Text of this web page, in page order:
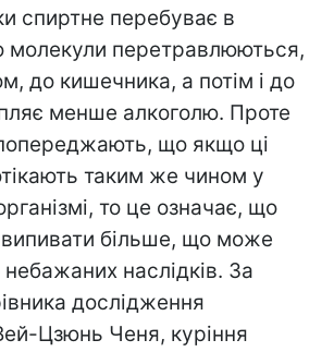
спиртне перебуває в
молекули перетравлюються,
до кишечника, а потім і до
менше алкоголю. Проте
що якщо ці
таким же чином у
то це означає, що
випивати більше, що може
наслідків. За
дослідження
Цзюнь Ченя, куріння